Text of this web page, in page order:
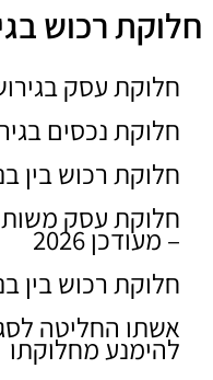
חלוקת רכוש
חלוקת עסק בגירושין
חלוקת נכסים
חלוקת רכוש בין בני
חלוקת עסק
– מעודכן 2026
חלוקת רכוש בין בני
אשתו החליטה
להימנע מחלוקתו